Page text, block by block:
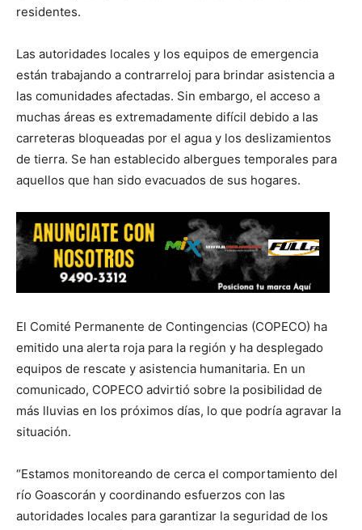
residentes.
Las autoridades locales y los equipos de emergencia
están trabajando a contrarreloj para brindar asistencia a
las comunidades afectadas. Sin embargo, el acceso a
muchas áreas es extremadamente difícil debido a las
carreteras bloqueadas por el agua y los deslizamientos
de tierra. Se han establecido albergues temporales para
aquellos que han sido evacuados de sus hogares.
El Comité Permanente de Contingencias (COPECO) ha
emitido una alerta roja para la región y ha desplegado
equipos de rescate y asistencia humanitaria. En un
comunicado, COPECO advirtió sobre la posibilidad de
más lluvias en los próximos días, lo que podría agravar la
situación.
“Estamos monitoreando de cerca el comportamiento del
río Goascorán y coordinando esfuerzos con las
autoridades locales para garantizar la seguridad de los